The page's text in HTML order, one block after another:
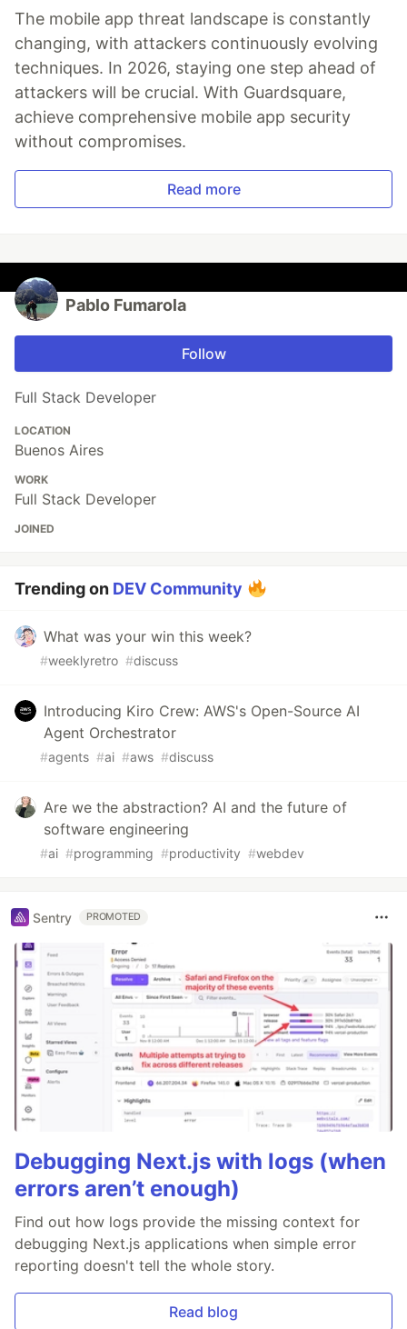
The mobile app threat landscape is constantly
changing, with attackers continuously evolving
techniques. In 2026, staying one step ahead of
attackers will be crucial. With Guardsquare,
achieve comprehensive mobile app security
without compromises.
Read more
Pablo Fumarola
Follow
Full Stack Developer
LOCATION
Buenos Aires
WORK
Full Stack Developer
JOINED
Trending on DEV Community
What was your win this week?
#weeklyretro #discuss
Introducing Kiro Crew: AWS's Open-Source AI
Agent Orchestrator
#agents #ai #aws #discuss
Are we the abstraction? AI and the future of
software engineering
#ai #programming #productivity #webdev
Sentry PROMOTED
Debugging Next.js with logs (when
errors aren’t enough)
Find out how logs provide the missing context for
debugging Next.js applications when simple error
reporting doesn't tell the whole story.
Read blog